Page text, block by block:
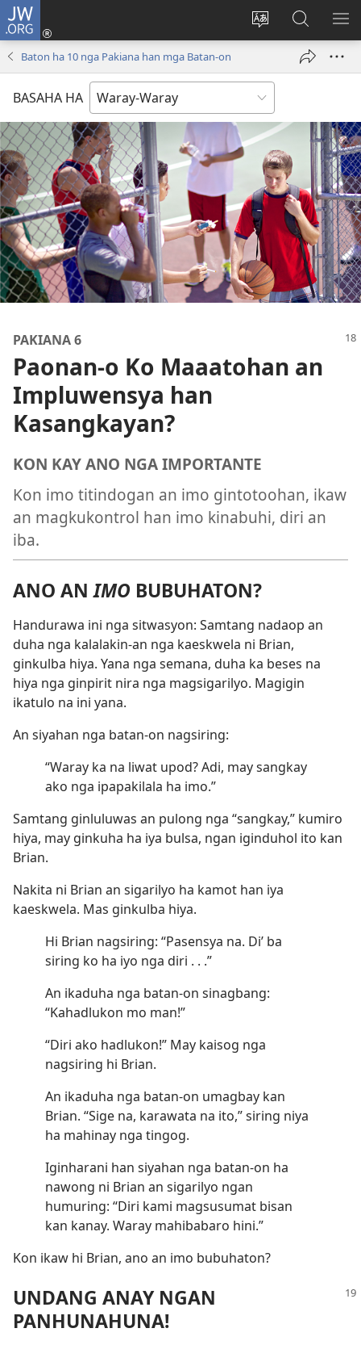
JW.ORG
Balyui
yinaknan
an
site
Pag-
log
new
Pamiling
ha
JW.ORG
Baton ha 10 nga Pakiana han mga Batan-on
BASAHA HA
PAKIANA 6
Paonan-o Ko Maaatohan an
Impluwensya han
Kasangkayan?
KON KAY ANO NGA IMPORTANTE
Kon imo titindogan an imo gintotoohan, ikaw
an magkukontrol han imo kinabuhi, diri an
iba.
ANO ANIMO BUBUHATON?
Handurawa ini nga sitwasyon: Samtang nadaop an
duha nga kalalakin-an nga kaeskwela ni Brian,
ginkulba hiya. Yana nga semana, duha ka beses na
hiya nga ginpirit nira nga magsigarilyo. Magigin
ikatulo na ini yana.
An siyahan nga batan-on nagsiring:
“Waray ka na liwat upod? Adi, may sangkay
ako nga ipapakilala ha imo.”
Samtang ginluluwas an pulong nga “sangkay,” kumiro
hiya, may ginkuha ha iya bulsa, ngan iginduhol ito kan
Brian.
Nakita ni Brian an sigarilyo ha kamot han iya
kaeskwela. Mas ginkulba hiya.
Hi Brian nagsiring: “Pasensya na. Di’ ba
siring ko ha iyo nga diri . . .”
An ikaduha nga batan-on sinagbang:
“Kahadlukon mo man!”
“Diri ako hadlukon!” May kaisog nga
nagsiring hi Brian.
An ikaduha nga batan-on umagbay kan
Brian. “Sige na, karawata na ito,” siring niya
ha mahinay nga tingog.
Iginharani han siyahan nga batan-on ha
nawong ni Brian an sigarilyo ngan
humuring: “Diri kami magsusumat bisan
kan kanay. Waray mahibabaro hini.”
Kon ikaw hi Brian, ano an imo bubuhaton?
UNDANG ANAY NGAN
PANHUNAHUNA!